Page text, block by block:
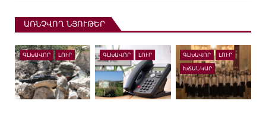
ԱՌՆՉՎՈՂ ՆՅՈՒԹԵՐ
ԳԼԽԱՎՈՐ ԼՈՒՐ ԳԼԽԱՎՈՐ ԼՈՒՐ ԳԼԽԱՎՈՐ ԼՈՒՐ
ԽՃԱՆԿԱՐ